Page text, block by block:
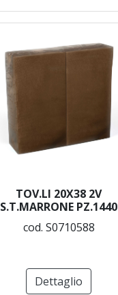
TOV.LI 20X38 2V
S.T.MARRONE PZ.1440
cod. S0710588
Dettaglio